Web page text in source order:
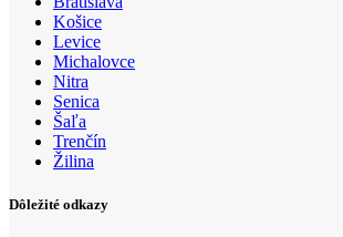
Košice
Levice
Michalovce
Nitra
Senica
Šaľa
Trenčín
Žilina
Dôležité odkazy